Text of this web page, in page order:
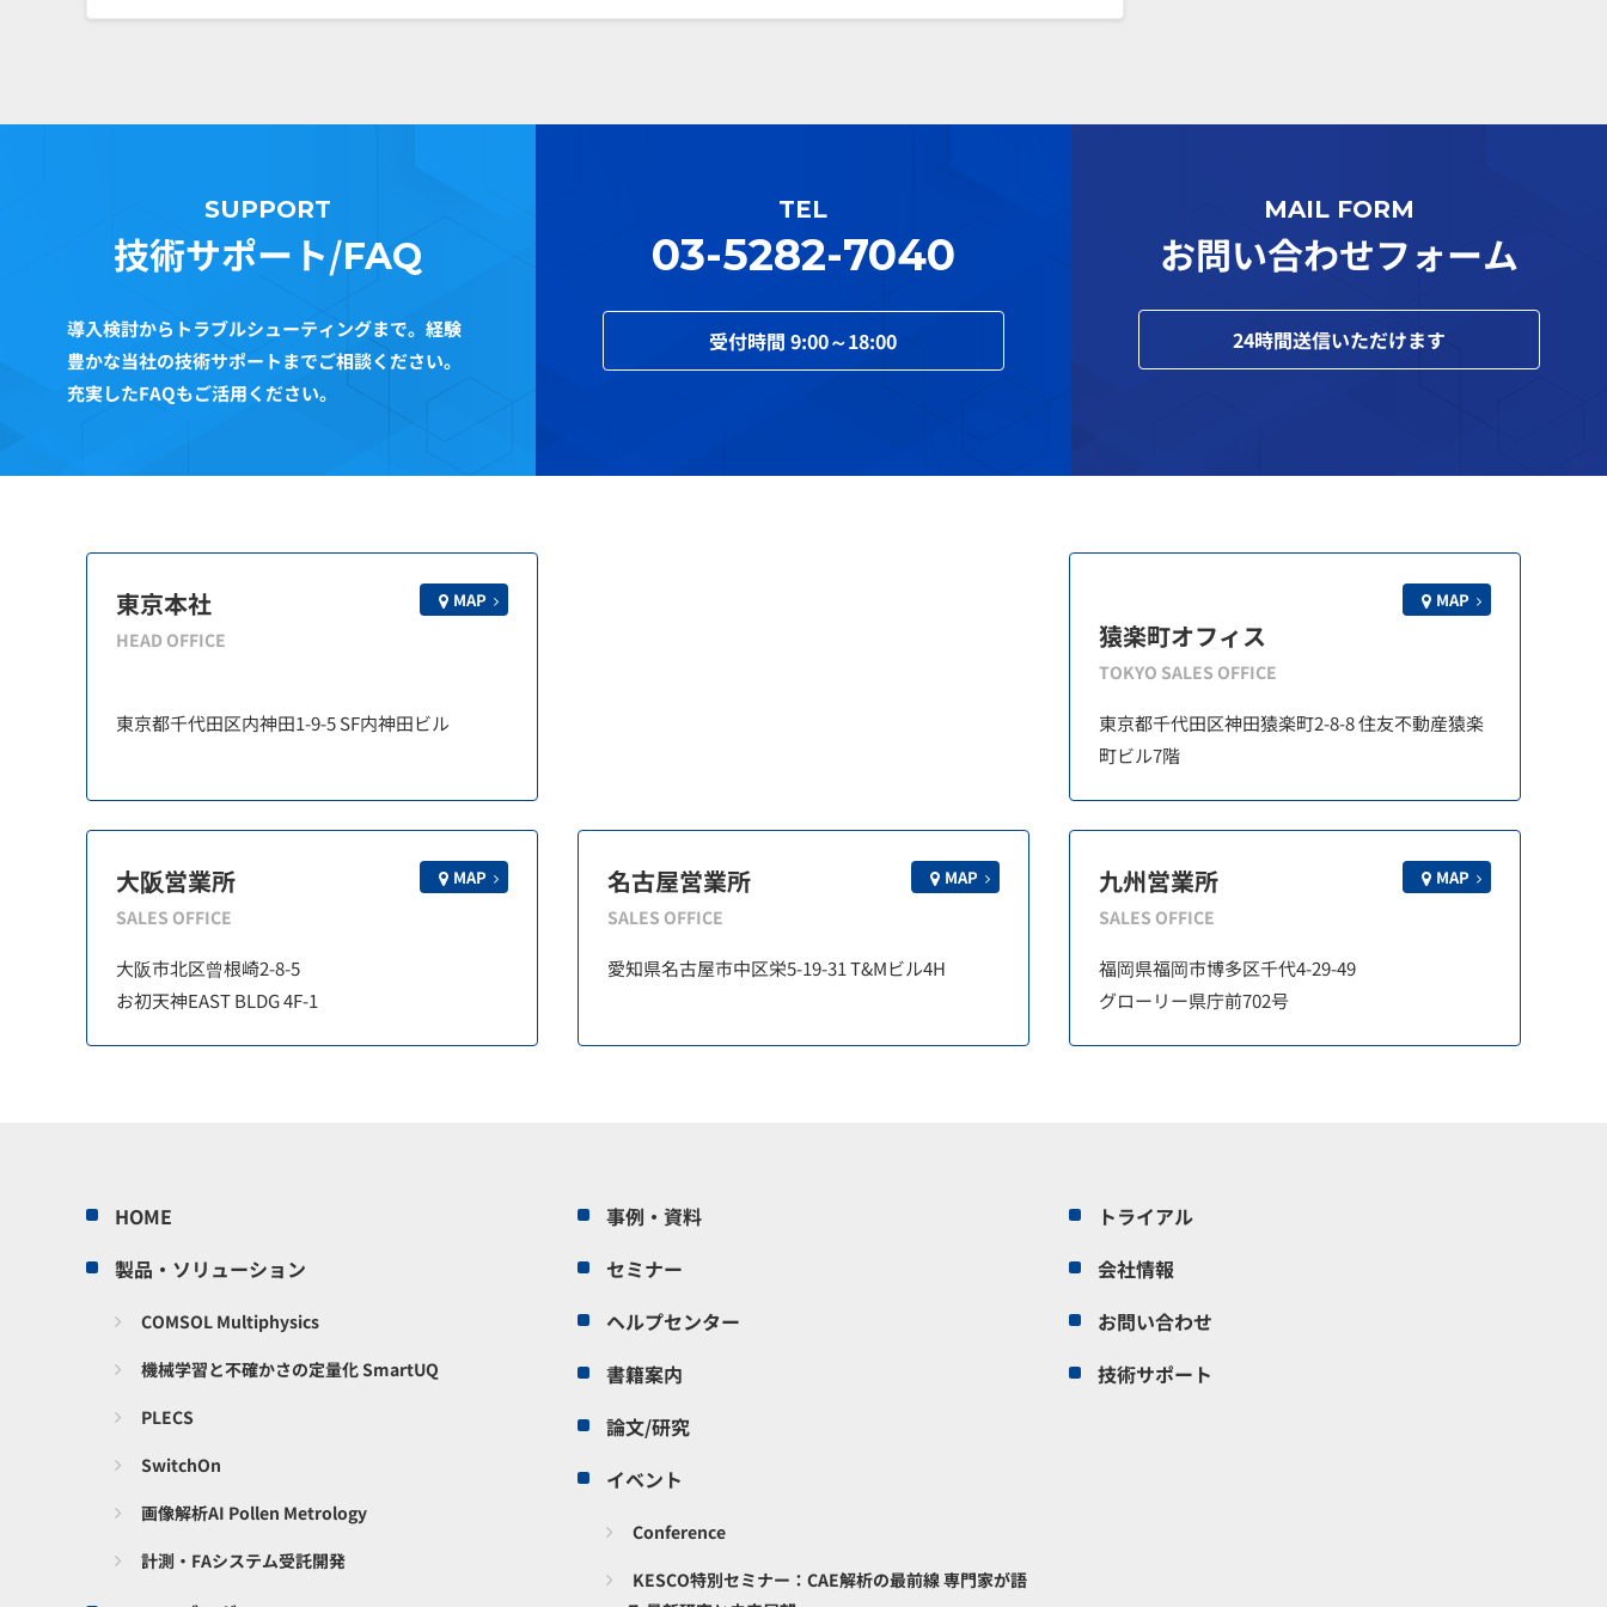
SUPPORT
技術サポート/FAQ
導入検討からトラブルシューティングまで。経験
豊かな当社の技術サポートまでご相談ください。
充実したFAQもご活用ください。
TEL
03-5282-7040
受付時間9:00～18:00
MAIL FORM
お問い合わせフォーム
24時間送信いただけます
東京本社
HEAD OFFICE
MAP
東京都千代田区内神田1-9-5 SF内神田ビル
猿楽町オフィス
TOKYO SALES OFFICE
MAP
東京都千代田区神田猿楽町2-8-8 住友不動産猿楽
町ビル7階
大阪営業所
SALES OFFICE
MAP
大阪市北区曾根崎2-8-5
お初天神EAST BLDG 4F-1
名古屋営業所
SALES OFFICE
MAP
愛知県名古屋市中区栄5-19-31 T&Mビル4H
九州営業所
SALES OFFICE
MAP
福岡県福岡市博多区千代4-29-49
グローリー県庁前702号
HOME
製品・ソリューション
COMSOL Multiphysics
機械学習と不確かさの定量化 SmartUQ
PLECS
SwitchOn
画像解析AI Pollen Metrology
計測・FAシステム受託開発
事例・資料
セミナー
ヘルプセンター
書籍案内
論文/研究
イベント
Conference
KESCO特別セミナー：CAE解析の最前線 専門家が語
トライアル
会社情報
お問い合わせ
技術サポート